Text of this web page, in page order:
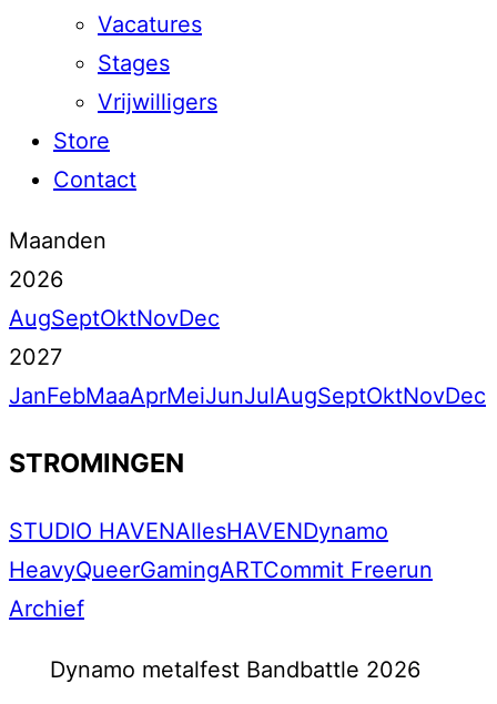
Vacatures
Stages
Vrijwilligers
Store
Contact
Maanden
2026
AugSeptOktNovDec
2027
JanFebMaaAprMeiJunJulAugSeptOktNovDec
STROMINGEN
STUDIO HAVENAllesHAVENDynamo
HeavyQueerGamingARTCommit Freerun
Archief
Dynamo metalfest Bandbattle 2026